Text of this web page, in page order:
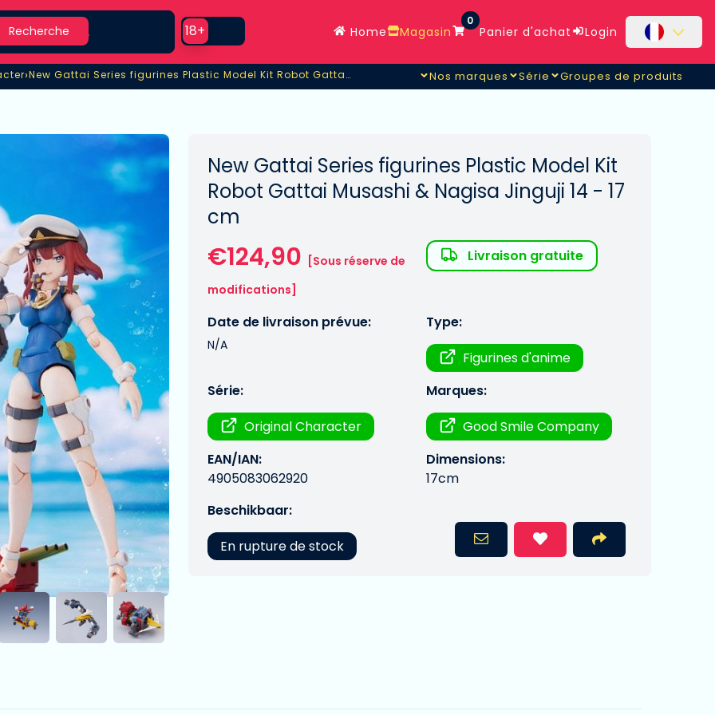
Recherche
Use setting
18+ Home Magasin
0
Panier d'achat Login
›New Gattai Series figurines Plastic Model Kit Robot Gattai Musashi & Nagisa Jinguji 14 -
New Gattai Series figurines Plastic Model Kit Robot Gattai Musashi & Nagisa Jinguji 14 - Nos marques Série Groupes de produits
New Gattai Series figurines Plastic Model Kit
Robot Gattai Musashi & Nagisa Jinguji 14 - 17
cm
€124,90 [Sous réserve de
modifications]
Livraison gratuite
Date de livraison prévue:
N/A
Type:
Figurines d'anime
Série:
Original Character
Marques:
Good Smile Company
EAN/IAN:
4905083062920
Dimensions:
17cm
Beschikbaar:
En rupture de stock